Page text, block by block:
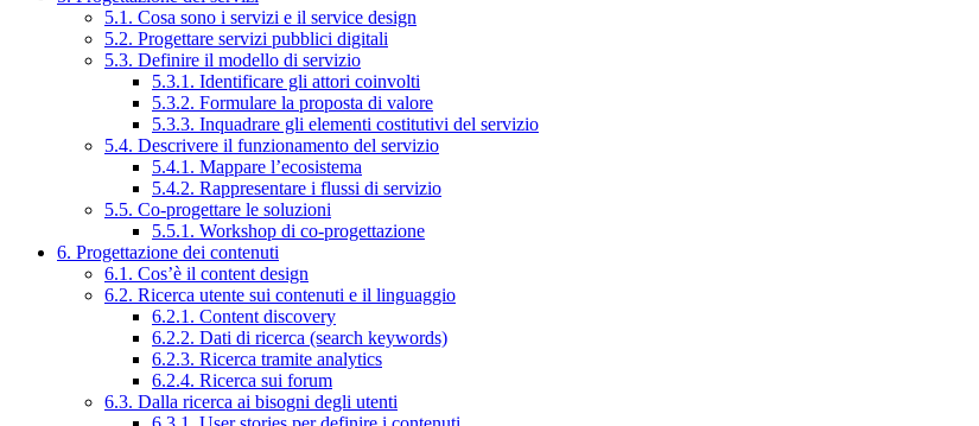
5.1. Cosa sono i servizi e il service design
5.2. Progettare servizi pubblici digitali
5.3. Definire il modello di servizio
5.3.1. Identificare gli attori coinvolti
5.3.2. Formulare la proposta di valore
5.3.3. Inquadrare gli elementi costitutivi del servizio
5.4. Descrivere il funzionamento del servizio
5.4.1. Mappare l’ecosistema
5.4.2. Rappresentare i flussi di servizio
5.5. Co-progettare le soluzioni
5.5.1. Workshop di co-progettazione
6. Progettazione dei contenuti
6.1. Cos’è il content design
6.2. Ricerca utente sui contenuti e il linguaggio
6.2.1. Content discovery
6.2.2. Dati di ricerca (search keywords)
6.2.3. Ricerca tramite analytics
6.2.4. Ricerca sui forum
6.3. Dalla ricerca ai bisogni degli utenti